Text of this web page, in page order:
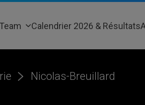
Calendrier 2026 & Résultats
Nicolas-Breuillard